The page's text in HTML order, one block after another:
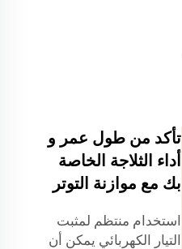
تأكد من طول عمر و
أداء الثلاجة الخاصة
بك مع موازنة التوتر
استخدام منتظم لمثبت
التيار الكهربائي يمكن أن